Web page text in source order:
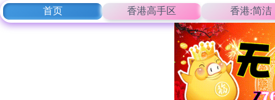
首页 香港高手区 香港:简洁